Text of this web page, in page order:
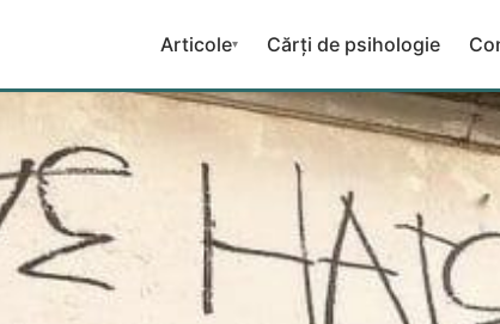
Articole▾ Cărți de psihologie